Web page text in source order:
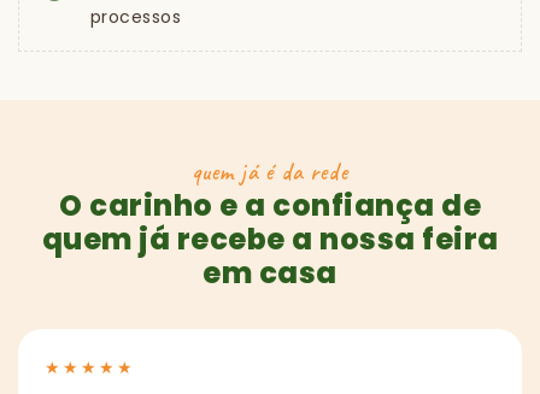
processos
quem já é da rede
O carinho e a confiança de
quem já recebe a nossa feira
em casa
★ ★ ★ ★ ★